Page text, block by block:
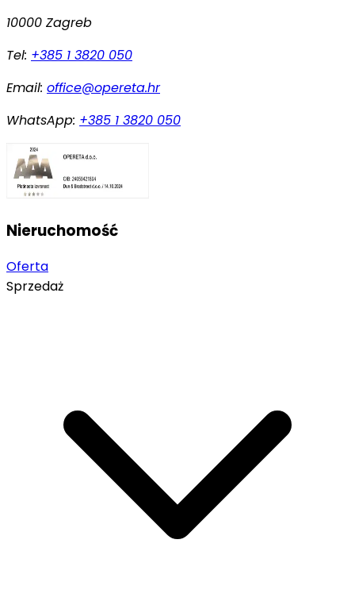
10000 Zagreb
Tel: +385 1 3820 050
Email: office@opereta.hr
WhatsApp: +385 1 3820 050
Nieruchomość
Oferta
Sprzedaż